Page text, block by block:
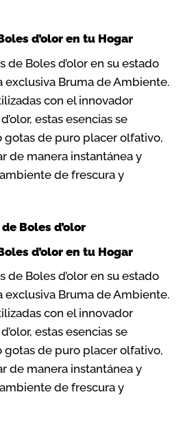
d’olor en tu Hogar
de Boles d’olor en su estado
exclusiva Bruma de Ambiente.
con el innovador
estas esencias se
gotas de puro placer olfativo,
de manera instantánea y
de frescura y
Boles d’olor
d’olor en tu Hogar
de Boles d’olor en su estado
exclusiva Bruma de Ambiente.
con el innovador
estas esencias se
gotas de puro placer olfativo,
de manera instantánea y
de frescura y